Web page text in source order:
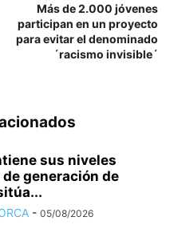
Más de 2.000 jóvenes
participan en un proyecto
para evitar el denominado
´racismo invisible´
sus niveles
generación de
- 05/08/2026